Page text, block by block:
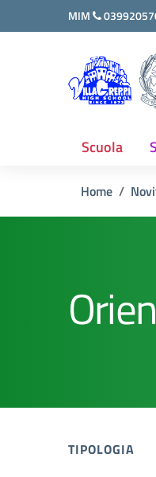
Vai ai contenuti
Vai al menu di navigazione
MIM
Scuola
Home
TIPOLOGIA